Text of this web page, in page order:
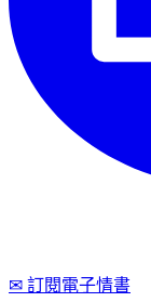
✉ 訂閱電子情書